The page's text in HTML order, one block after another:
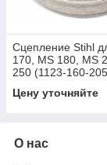
Сцепление Stihl
170, MS 180, MS
250 (1123-160-
Цену уточняйте
О нас